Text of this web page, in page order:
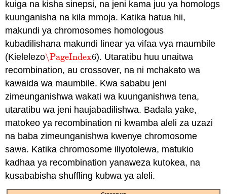
kuiga na kisha sinepsi, na jeni kama juu ya homologs
kuunganisha na kila mmoja. Katika hatua hii,
makundi ya chromosomes homologous
kubadilishana makundi linear ya vifaa vya maumbile
(Kielelezo\PageIndex6
\PageIndex6). Utaratibu huu unaitwa
recombination, au crossover, na ni mchakato wa
kawaida wa maumbile. Kwa sababu jeni
zimeunganishwa wakati wa kuunganishwa tena,
utaratibu wa jeni haujabadilishwa. Badala yake,
matokeo ya recombination ni kwamba aleli za uzazi
na baba zimeunganishwa kwenye chromosome
sawa. Katika chromosome iliyotolewa, matukio
kadhaa ya recombination yanaweza kutokea, na
kusababisha shuffling kubwa ya aleli.